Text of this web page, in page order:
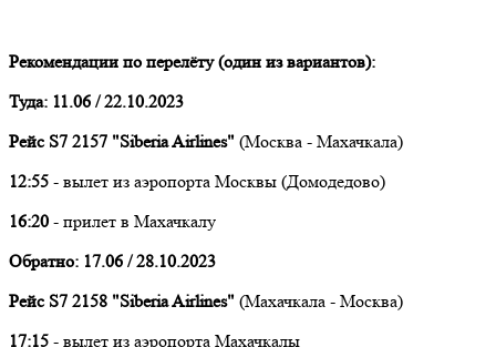
Рекомендации по перелёту (один из вариантов):
Туда: 11.06 / 22.10.2023
Рейс S7 2157 "Siberia Airlines" (Москва - Махачкала)
12:55 - вылет из аэропорта Москвы (Домодедово)
16:20 - прилет в Махачкалу
Обратно: 17.06 / 28.10.2023
Рейс S7 2158 "Siberia Airlines" (Махачкала - Москва)
17:15 - вылет из аэропорта Махачкалы